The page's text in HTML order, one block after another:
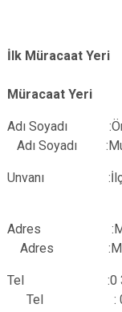
İlk Müracaat Yeri
Müracaat Yeri
Adı
Adı Soyadı
Unvanı :İlçe
Unvanı
Adres
Adres :Mut
Tel :0
Tel : 0 324